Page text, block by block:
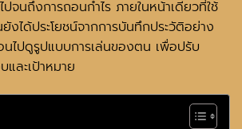
จนถึงการถอนกำไร ภายในหน้าเดียวที่ใช้
งได้ประโยชน์จากการบันทึกประวัติอย่าง
นไปดูรูปแบบการเล่นของตน เพื่อปรับ
และเป้าหมาย